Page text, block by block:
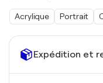
Expédition et
Acrylique Portrait